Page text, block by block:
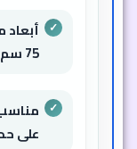
75 سم
على